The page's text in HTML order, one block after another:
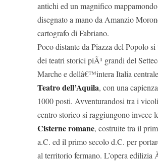
antichi ed un magnifico
disegnato a mano da Amanzio
cartografo di Fabriano.
Poco distante da Piazza del Popolo
dei teatri storici piÃ¹ grandi del
Marche e dellâ€™intera Italia
Teatro dell’Aquila, con una
1000 posti. Avventurandosi tra i
centro storico si raggiungono invece
Cisterne romane, costruite tra il
a.C. ed il primo secolo d.C. per
al territorio fermano. L’opera edilizia